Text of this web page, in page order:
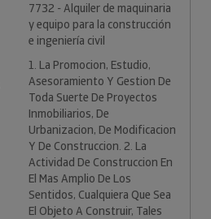
7732 - Alquiler de maquinaria
y equipo para la construcción
e ingeniería civil
1. La Promocion, Estudio,
Asesoramiento Y Gestion De
Toda Suerte De Proyectos
Inmobiliarios, De
Urbanizacion, De Modificacion
Y De Construccion. 2. La
Actividad De Construccion En
El Mas Amplio De Los
Sentidos, Cualquiera Que Sea
El Objeto A Construir, Tales